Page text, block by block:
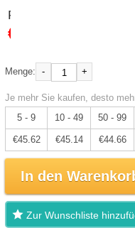
Preis:
€48.02
Menge: - +
Je mehr Sie kaufen, desto
5 - 9
10 - 49 50 - 99
€45.62 €45.14 €44.66
In den
Zur Wunschliste